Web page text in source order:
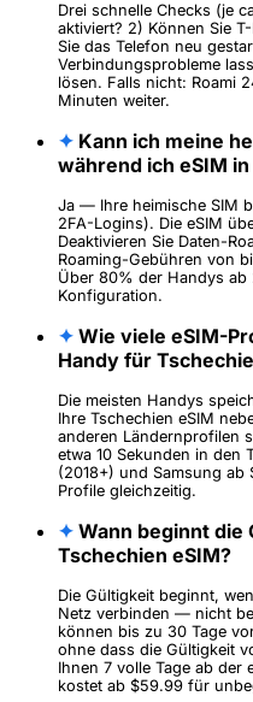
Drei schnelle Checks (je
aktiviert? 2) Können Sie
Sie das Telefon neu
Verbindungsprobleme
lösen. Falls nicht: Roami
Minuten weiter.
✦ Kann ich meine
während ich eSIM
Ja — Ihre heimische SIM
2FA-Logins). Die eSIM
Deaktivieren Sie Daten-
Roaming-Gebühren von
Über 80% der Handys
Konfiguration.
✦ Wie viele eSIM-
Handy für
Die meisten Handys
Ihre Tschechien eSIM
anderen Ländernprofilen
etwa 10 Sekunden in den
(2018+) und Samsung
Profile gleichzeitig.
✦ Wann beginnt die
Tschechien eSIM?
Die Gültigkeit beginnt,
Netz verbinden — nicht
können bis zu 30 Tage
ohne dass die Gültigkeit
Ihnen 7 volle Tage ab der
kostet ab $59.99 für